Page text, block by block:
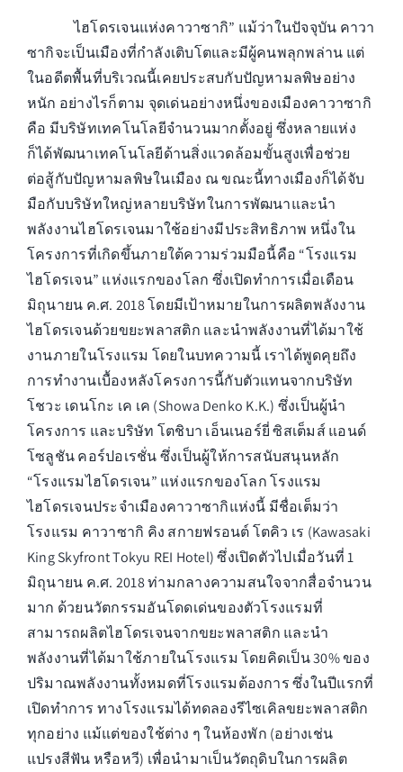
ไฮโดรเจนแห่งคาวาซากิ” แม้ว่าในปัจจุบัน คาวา
ซากิจะเป็นเมืองที่กำลังเติบโตและมีผู้คนพลุกพล่าน แต่
ในอดีตพื้นที่บริเวณนี้เคยประสบกับปัญหามลพิษอย่าง
หนัก อย่างไรก็ตาม จุดเด่นอย่างหนึ่งของเมืองคาวาซากิ
คือ มีบริษัทเทคโนโลยีจำนวนมากตั้งอยู่ ซึ่งหลายแห่ง
ก็ได้พัฒนาเทคโนโลยีด้านสิ่งแวดล้อมขั้นสูงเพื่อช่วย
ต่อสู้กับปัญหามลพิษในเมือง ณ ขณะนี้ทางเมืองก็ได้จับ
มือกับบริษัทใหญ่หลายบริษัทในการพัฒนาและนำ
พลังงานไฮโดรเจนมาใช้อย่างมีประสิทธิภาพ หนึ่งใน
โครงการที่เกิดขึ้นภายใต้ความร่วมมือนี้คือ “โรงแรม
ไฮโดรเจน” แห่งแรกของโลก ซึ่งเปิดทำการเมื่อเดือน
มิถุนายน ค.ศ. 2018 โดยมีเป้าหมายในการผลิตพลังงาน
ไฮโดรเจนด้วยขยะพลาสติก และนำพลังงานที่ได้มาใช้
งานภายในโรงแรม โดยในบทความนี้ เราได้พูดคุยถึง
การทำงานเบื้องหลังโครงการนี้กับตัวแทนจากบริษัท
โชวะ เดนโกะ เค เค (Showa Denko K.K.) ซึ่งเป็นผู้นำ
โครงการ และบริษัท โตชิบา เอ็นเนอร์ยี่ ซิสเต็มส์ แอนด์
โซลูชัน คอร์ปอเรชั่น ซึ่งเป็นผู้ให้การสนับสนุนหลัก
“โรงแรมไฮโดรเจน” แห่งแรกของโลก โรงแรม
ไฮโดรเจนประจำเมืองคาวาซากิแห่งนี้ มีชื่อเต็มว่า
โรงแรม คาวาซากิ คิง สกายฟรอนต์ โตคิว เร (Kawasaki
King Skyfront Tokyu REI Hotel) ซึ่งเปิดตัวไปเมื่อวันที่ 1
มิถุนายน ค.ศ. 2018 ท่ามกลางความสนใจจากสื่อจำนวน
มาก ด้วยนวัตกรรมอันโดดเด่นของตัวโรงแรมที่
สามารถผลิตไฮโดรเจนจากขยะพลาสติก และนำ
พลังงานที่ได้มาใช้ภายในโรงแรม โดยคิดเป็น 30% ของ
ปริมาณพลังงานทั้งหมดที่โรงแรมต้องการ ซึ่งในปีแรกที่
เปิดทำการ ทางโรงแรมได้ทดลองรีไซเคิลขยะพลาสติก
ทุกอย่าง แม้แต่ของใช้ต่าง ๆ ในห้องพัก (อย่างเช่น
แปรงสีฟัน หรือหวี) เพื่อนำมาเป็นวัตถุดิบในการผลิต